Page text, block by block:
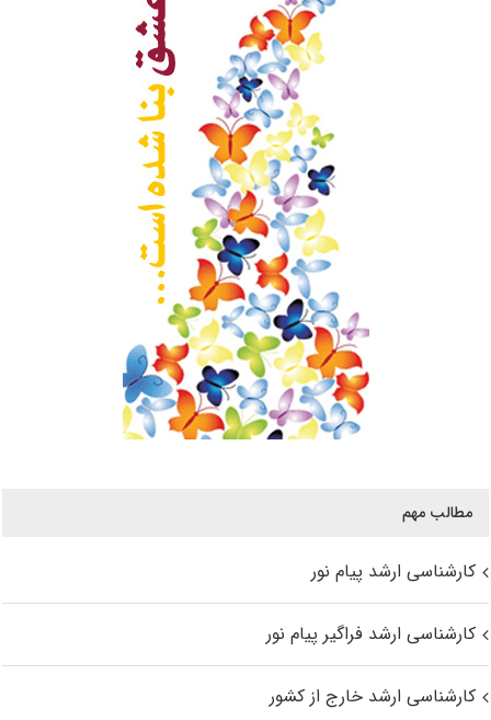
مطالب مهم
کارشناسی ارشد پیام نور
کارشناسی ارشد فراگیر پیام نور
کارشناسی ارشد خارج از کشور